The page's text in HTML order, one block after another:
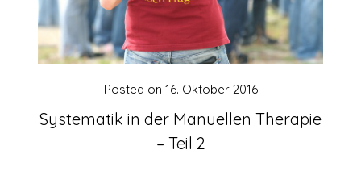
Systematik in der Manuellen Therapie
– Teil 2
Posted on 16. Oktober 2016